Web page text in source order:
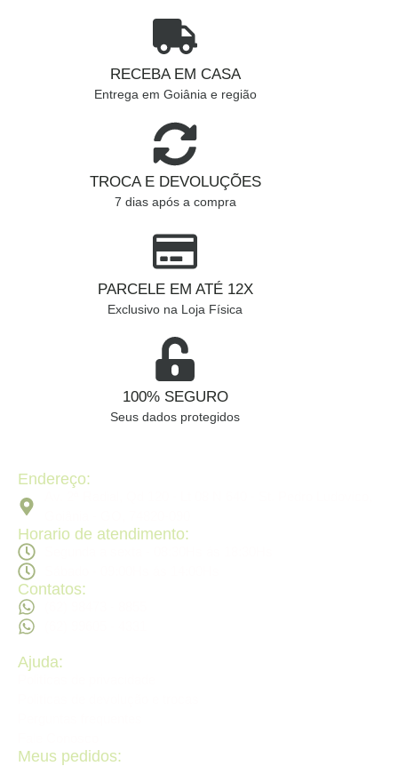
RECEBA EM CASA
Entrega em Goiânia e região
TROCA E DEVOLUÇÕES
7 dias após a compra
PARCELE EM ATÉ 12X
Exclusivo na Loja Física
100% SEGURO
Seus dados protegidos
Endereço:
Horario de atendimento:
Contatos:
Ajuda:
Meus pedidos: